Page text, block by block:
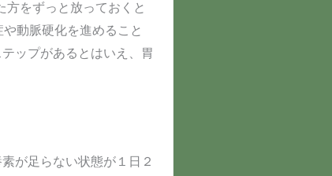
方をずっと放っておくと
動脈硬化を進めること
ップがあるとはいえ、胃
が足らない状態が１日２